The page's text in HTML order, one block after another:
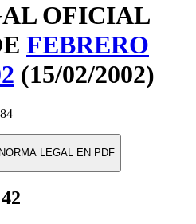
OFICIAL
FEBRERO
(15/02/2002)
NORMA LEGAL EN PDF